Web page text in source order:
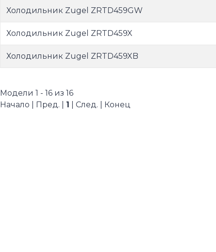
Холодильник Zugel ZRTD459GW
Холодильник Zugel ZRTD459X
Холодильник Zugel ZRTD459XB
Модели 1 - 16 из 16
Начало | Пред. | 1 | След. | Конец